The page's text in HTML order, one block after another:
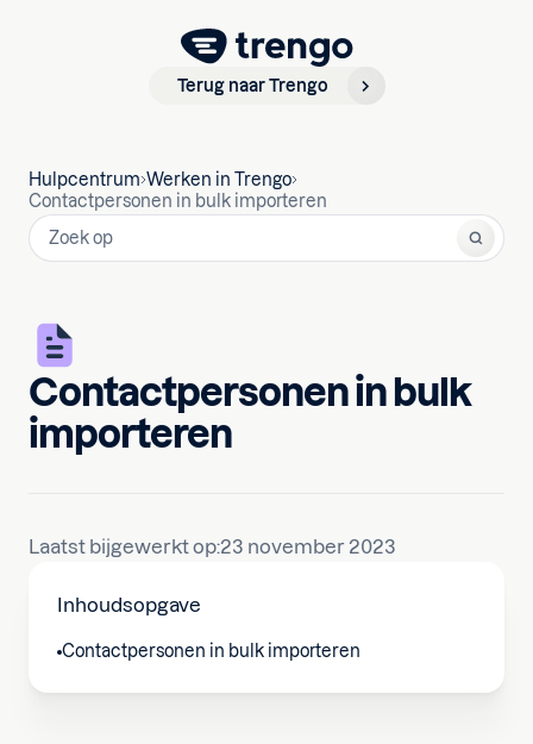
Terug naar Trengo
Hulpcentrum Werken in Trengo
Contactpersonen in bulk importeren
Contactpersonen in bulk
importeren
Inhoudsopgave
Contactpersonen in bulk importeren
Laatst bijgewerkt op:23 november 2023